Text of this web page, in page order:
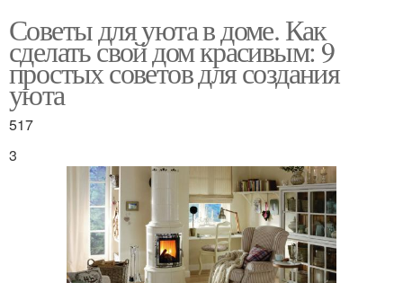
Советы для уюта в доме. Как
сделать свой дом красивым: 9
простых советов для создания
уюта
517
3